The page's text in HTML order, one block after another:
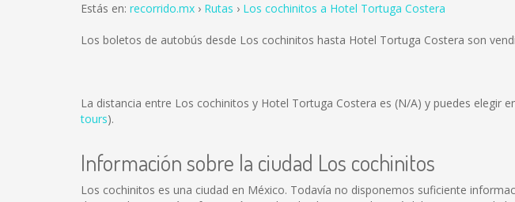
Estás en: recorrido.mx Rutas Los cochinitos a Hotel Tortuga Costera
Los boletos de autobús desde Los cochinitos hasta Hotel Tortuga Costera son
La distancia entre Los cochinitos y Hotel Tortuga Costera es (N/A) y puedes elegir
tours).
Información sobre la ciudad Los cochinitos
Los cochinitos es una ciudad en México. Todavía no disponemos suficiente